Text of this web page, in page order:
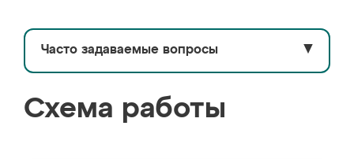
Часто задаваемые вопросы ▼
Схема работы